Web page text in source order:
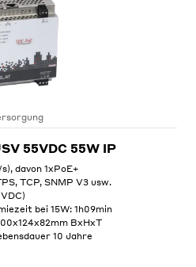
55VDC 55W IP
davon 1xPoE+
TCP, SNMP V3 usw.
bei 15W: 1h09min
BxHxT
10 Jahre